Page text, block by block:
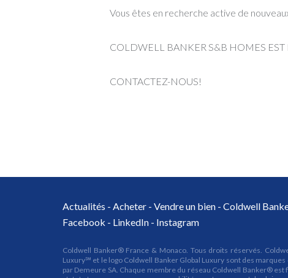
Vous êtes en recherche active de
COLDWELL BANKER S&B HOMES EST
CONTACTEZ-NOUS!
Actualités - Acheter - Vendre un bien - Coldwell
Facebook - LinkedIn - Instagram
Coldwell Banker® France & Monaco. Tous droits réservés.
Luxury℠ et le logo Coldwell Banker Global Luxury sont des
par Demeure SA. Chaque membre du réseau Coldwell Banker®